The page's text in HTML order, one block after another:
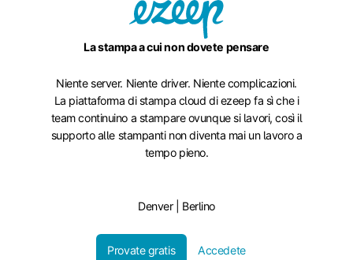
La stampa a cui non dovete pensare
Niente server. Niente driver. Niente complicazioni.
La piattaforma di stampa cloud di ezeep fa sì che i
team continuino a stampare ovunque si lavori, così il
supporto alle stampanti non diventa mai un lavoro a
tempo pieno.
Denver | Berlino
Provate gratis Accedete